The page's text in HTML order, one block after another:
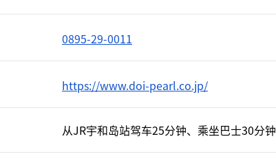
0895-29-0011
https://www.doi-pearl.co.jp/
从JR宇和岛站驾车25分钟、乘坐巴士30分钟